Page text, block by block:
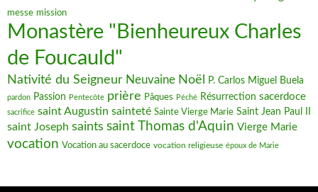
messe mission
Monastère "Bienheureux Charles
de Foucauld"
Nativité du Seigneur Neuvaine Noël P. Carlos Miguel Buela
pardon Passion Pentecôte prière Pâques Péché Résurrection sacerdoce
sacrifice saint Augustin sainteté Sainte Vierge Marie Saint Jean Paul II
saint Joseph saints saint Thomas d'Aquin Vierge Marie
vocation Vocation au sacerdoce vocation religieuse époux de Marie